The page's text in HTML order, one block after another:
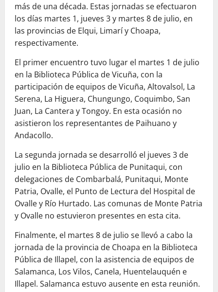
más de una década. Estas jornadas se efectuaron
los días martes 1, jueves 3 y martes 8 de julio, en
las provincias de Elqui, Limarí y Choapa,
respectivamente.
El primer encuentro tuvo lugar el martes 1 de julio
en la Biblioteca Pública de Vicuña, con la
participación de equipos de Vicuña, Altovalsol, La
Serena, La Higuera, Chungungo, Coquimbo, San
Juan, La Cantera y Tongoy. En esta ocasión no
asistieron los representantes de Paihuano y
Andacollo.
La segunda jornada se desarrolló el jueves 3 de
julio en la Biblioteca Pública de Punitaqui, con
delegaciones de Combarbalá, Punitaqui, Monte
Patria, Ovalle, el Punto de Lectura del Hospital de
Ovalle y Río Hurtado. Las comunas de Monte Patria
y Ovalle no estuvieron presentes en esta cita.
Finalmente, el martes 8 de julio se llevó a cabo la
jornada de la provincia de Choapa en la Biblioteca
Pública de Illapel, con la asistencia de equipos de
Salamanca, Los Vilos, Canela, Huentelauquén e
Illapel. Salamanca estuvo ausente en esta reunión.